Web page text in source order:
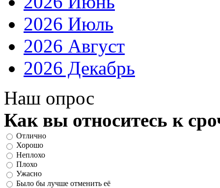
2026 Июль
2026 Август
2026 Декабрь
Наш опрос
Как вы относитесь к
Отлично
Хорошо
Неплохо
Плохо
Ужасно
Было бы лучше отменить её